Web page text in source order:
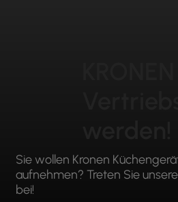
Sie wollen Kronen
aufnehmen? Treten Sie
bei!